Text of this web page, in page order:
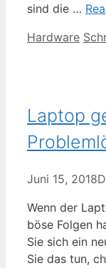
sind die …
Kategorien
Hardware
Laptop
Juni 15, 2018
Wenn der
böse Folgen
Sie sich ein
Sie das tun,